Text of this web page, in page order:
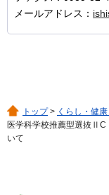
メールアドレス：
トップ> くらし・健
医学科学校推薦型選抜ⅡC
いて